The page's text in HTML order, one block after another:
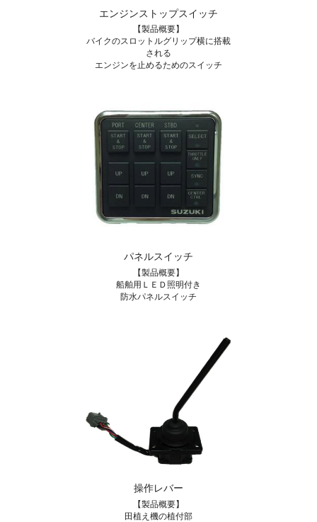
エンジンストップスイッチ
【製品概要】
バイクのスロットルグリップ横に搭載
される
エンジンを止めるためのスイッチ
パネルスイッチ
【製品概要】
船舶用ＬＥＤ照明付き
防水パネルスイッチ
操作レバー
【製品概要】
田植え機の植付部